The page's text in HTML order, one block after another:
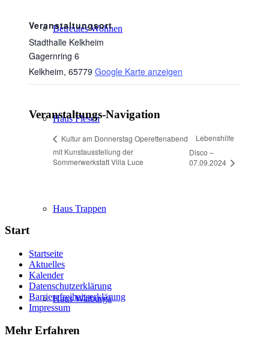
Betreutes Wohnen
Haus Flesch
Haus Trappen
Haus Walburga
Veranstaltungsort
Stadthalle Kelkheim
Gagernring 6
Kelkheim, 65779 Google Karte anzeigen
Veranstaltungs-Navigation
Kultur am Donnerstag Operettenabend
mit Kunstausstellung der
Sommerwerkstatt Villa Luce
Lebenshilfe
Disco –
07.09.2024
Start
Startseite
Aktuelles
Kalender
Datenschutzerklärung
Barrierefreiheitserklärung
Impressum
Mehr Erfahren